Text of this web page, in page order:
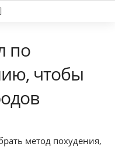
по
чтобы
метод похудения,